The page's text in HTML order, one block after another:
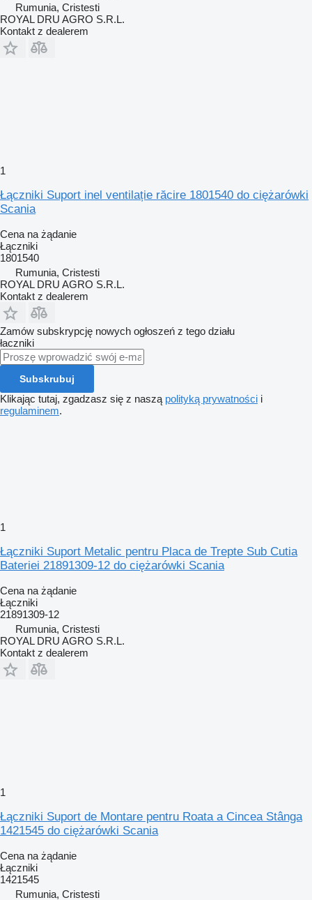
Rumunia, Cristesti
ROYAL DRU AGRO S.R.L.
Kontakt z dealerem
1
Łączniki Suport inel ventilație răcire 1801540 do ciężarówki
Scania
Cena na żądanie
Łączniki
1801540
Rumunia, Cristesti
ROYAL DRU AGRO S.R.L.
Kontakt z dealerem
Zamów subskrypcję nowych ogłoszeń z tego działu
łaczniki
Subskrubuj
Klikając tutaj, zgadzasz się z naszą polityką prywatności i
regulaminem.
1
Łączniki Suport Metalic pentru Placa de Trepte Sub Cutia
Bateriei 21891309-12 do ciężarówki Scania
Cena na żądanie
Łączniki
21891309-12
Rumunia, Cristesti
ROYAL DRU AGRO S.R.L.
Kontakt z dealerem
1
Łączniki Suport de Montare pentru Roata a Cincea Stânga
1421545 do ciężarówki Scania
Cena na żądanie
Łączniki
1421545
Rumunia, Cristesti